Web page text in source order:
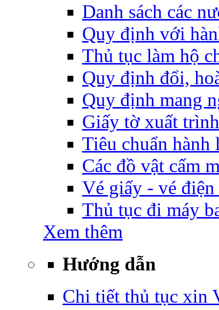
Danh sách các
Quy định với
Thủ tục làm hộ
Quy định đổi,
Quy định mang
Giấy tờ xuất
Tiêu chuẩn
Các đồ vật cấm
Vé giấy - vé
Thủ tục đi máy
Xem thêm
Hướng dẫn
Chi tiết thủ tục xin